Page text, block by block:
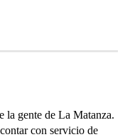
la gente de La Matanza.
con servicio de